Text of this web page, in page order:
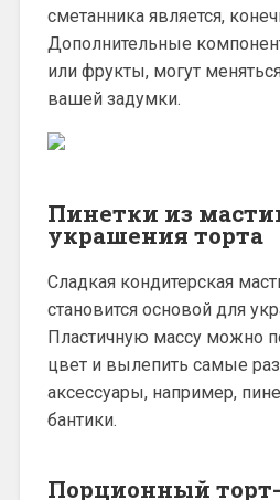
сметанника является,
Дополнительные
или фрукты, могут
вашей задумки.
Пинетки из
украшения торта
Сладкая кондитерская
становится основой для
Пластичную массу можно
цвет и вылепить самые
аксессуары, например,
бантики.
Порционный